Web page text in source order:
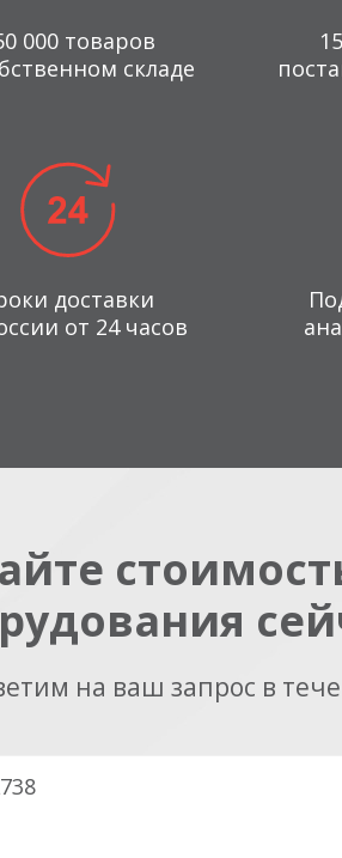
000 товаров
складе
доставки
от 24 часов
на ваш запрос в